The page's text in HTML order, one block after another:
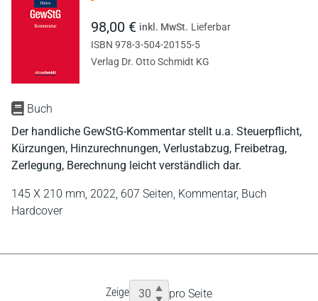
Buch
Der handliche GewStG-Kommentar stellt u.a. Steuerpflicht,
Kürzungen, Hinzurechnungen, Verlustabzug, Freibetrag,
Zerlegung, Berechnung leicht verständlich dar.
145 X 210 mm, 2022, 607 Seiten, Kommentar, Buch
Hardcover
98,00 € inkl. MwSt. Lieferbar
ISBN 978-3-504-20155-5
Verlag Dr. Otto Schmidt KG
Zeige pro Seite